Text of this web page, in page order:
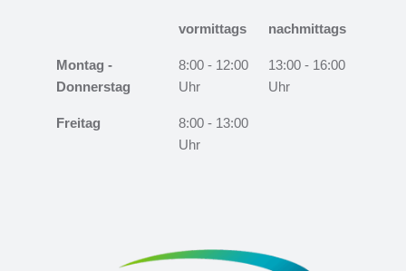
vormittags nachmittags
Montag -
Donnerstag
8:00 - 12:00
Uhr
13:00 - 16:00
Uhr
Freitag
8:00 - 13:00
Uhr